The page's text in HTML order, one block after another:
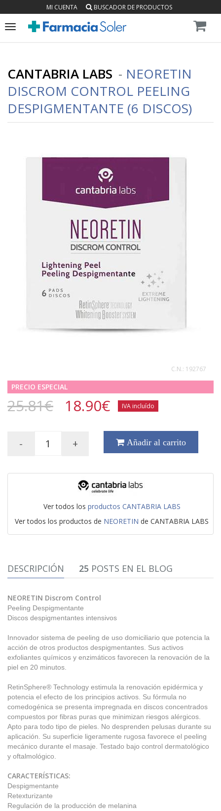
MI CUENTA BUSCADOR DE PRODUCTOS
Toggle
CANTABRIA LABS - NEORETIN
DISCROM CONTROL PEELING
DESPIGMENTANTE (6 DISCOS)
C.N.: 192767
PRECIO ESPECIAL
25.81€ 18.90€ IVA incluído
- + Añadir al carrito
Ver todos los productos CANTABRIA LABS
Ver todos los productos de NEORETIN de CANTABRIA LABS
DESCRIPCIÓN 25 POSTS EN EL BLOG
NEORETIN Discrom Control
Peeling Despigmentante
Discos despigmentantes intensivos
Innovador sistema de peeling de uso domiciliario que potencia la
acción de otros productos despigmentantes. Sus activos
exfoliantes químicos y enzimáticos favorecen la renovación de la
piel en 20 minutos.
RetinSphere® Technology estimula la renovación epidérmica y
potencia el efecto de los principios activos. Su fórmula no
comedogénica se presenta impregnada en discos concentrados
compuestos por fibras puras que minimizan riesgos alérgicos.
Apto para todo tipo de pieles. No desprenden pelusas durante su
aplicación. Su superficie ligeramente rugosa favorece el peeling
mecánico durante el masaje. Testado bajo control dermatológico
y oftalmológico.
CARACTERÍSTICAS:
Despigmentante
Retexturizante
Regulación de la producción de melanina